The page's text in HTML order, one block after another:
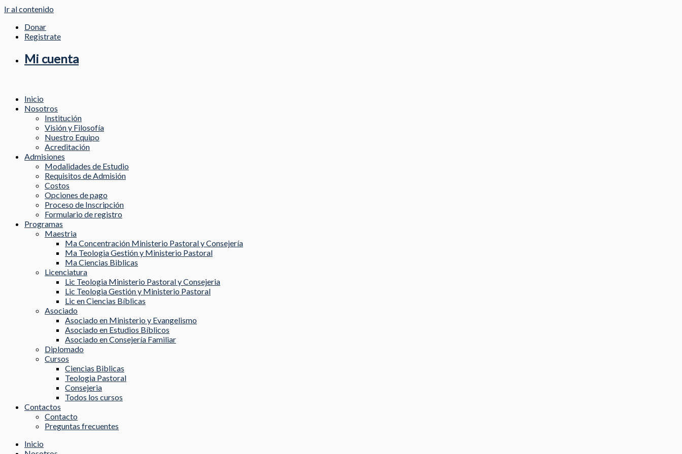
Ir al contenido
Donar
Registrate
Mi cuenta
Inicio
Nosotros
Institución
Visión y Filosofía
Nuestro Equipo
Acreditación
Admisiones
Modalidades de Estudio
Requisitos de Admisión
Costos
Opciones de pago
Proceso de Inscripción
Formulario de registro
Programas
Maestria
Ma Concentración Ministerio Pastoral y Consejería
Ma Teologia Gestión y Ministerio Pastoral
Ma Ciencias Biblicas
Licenciatura
Lic Teologia Ministerio Pastoral y Consejeria
Lic Teologia Gestión y Ministerio Pastoral
Lic en Ciencias Bíblicas
Asociado
Asociado en Ministerio y Evangelismo
Asociado en Estudios Bíblicos
Asociado en Consejería Familiar
Diplomado
Cursos
Ciencias Biblicas
Teologia Pastoral
Consejeria
Todos los cursos
Contactos
Contacto
Preguntas frecuentes
Inicio